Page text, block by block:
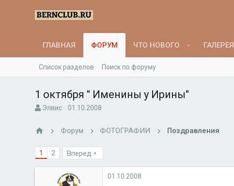
ГЛАВНАЯ ФОРУМ ЧТО НОВОГО ГАЛЕРЕЯ
Список разделов Поиск по форуму
1 октября " Именины у Ирины"
А
о
Элвис
Д
а
а
а
л
01.10.2008
Форум ФОТОГРАФИИ Поздравления
1 2 Вперед
01.10.2008